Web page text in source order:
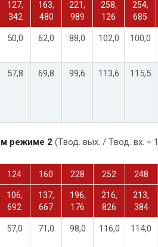
127,
342
163,
480
221,
989
258,
126
254,
685
50,0 62,0 88,0 102,0 100,0
57,8 69,8 99,6 113,6 115,5
режиме 2 (Tвод. вых. / Tвод. вх. =
124 160 228 252 248
106,
692
137,
667
196,
176
216,
826
213,
384
57,0 71,0 98,0 116,0 114,0